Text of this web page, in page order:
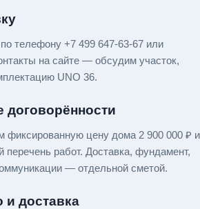
телефону +7 499 647-63-67 или
на сайте — обсудим участок,
UNO 36.
договорённости
фиксированную цену дома 2 900 000 ₽ и
перечень работ. Доставка, фундамент,
— отдельной сметой.
и доставка